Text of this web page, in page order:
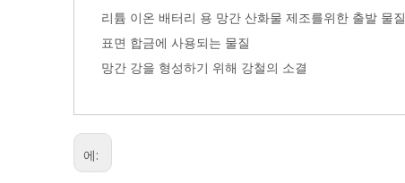
리튬 이온 배터리 용 망간 산화물 제조를위한 출발 물질
표면 합금에 사용되는 물질
망간 강을 형성하기 위해 강철의 소결
에: